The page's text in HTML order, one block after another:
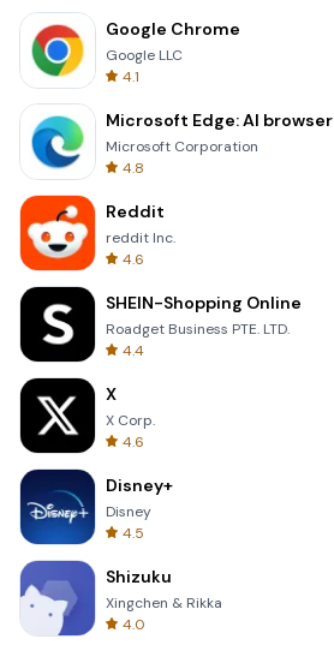
Google Chrome
Google LLC
4.1
Microsoft Edge: AI browser
Microsoft Corporation
4.8
Reddit
reddit Inc.
4.6
SHEIN-Shopping Online
Roadget Business PTE. LTD.
4.4
X
X Corp.
4.6
Disney+
Disney
4.5
Shizuku
Xingchen & Rikka
4.0